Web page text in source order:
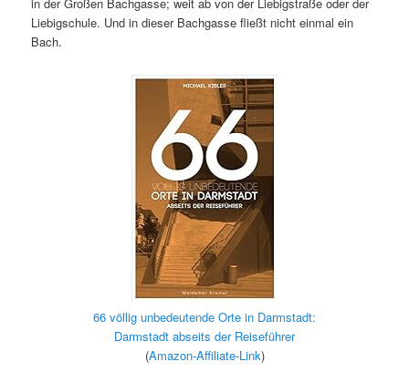
Liebigschule. Und in dieser Bachgasse fließt nicht einmal ein
Bach.
66 völlig unbedeutende Orte in Darmstadt:
Darmstadt abseits der Reiseführer
(Amazon-Affiliate-Link)